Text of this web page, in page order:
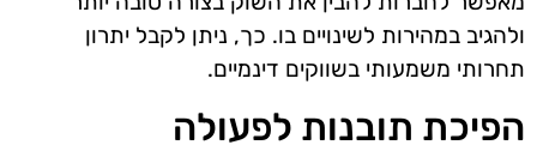
ולהגיב במהירות לשינויים בו. כך, ניתן לקבל יתרון
תחרותי משמעותי בשווקים דינמיים.
הפיכת תובנות לפעולה